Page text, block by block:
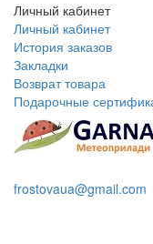
Личный кабинет
Личный кабинет
История заказов
Закладки
Возврат товара
Подарочные
frostovaua@gmail.com